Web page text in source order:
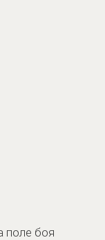
поле боя